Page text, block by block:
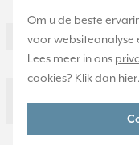
Om u de beste
voor websiteanalyse
Lees meer in ons
cookies? Klik dan hier.
Uitvoering oppervlakte
Geschikt voor
Geschikt voor